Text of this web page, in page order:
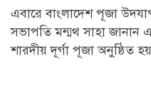
এবারে বাংলাদেশ পূজা
সভাপতি মন্মথ সাহা জানান
শারদীয় দূর্গা পূজা অনুষ্ঠিত